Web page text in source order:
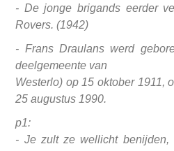
- De jonge brigands eerder
Rovers. (1942)
- Frans Draulans werd
deelgemeente van
Westerlo) op 15 oktober 1911,
25 augustus 1990.
p1:
- Je zult ze wellicht benijden,